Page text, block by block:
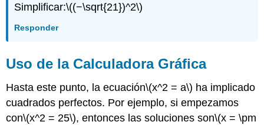
Simplificar:\((−\sqrt{21})^2\)
Responder
Uso de la Calculadora Gráfica
Hasta este punto, la ecuación\(x^2 = a\) ha implicado
cuadrados perfectos. Por ejemplo, si empezamos
con\(x^2 = 25\), entonces las soluciones son\(x = \pm